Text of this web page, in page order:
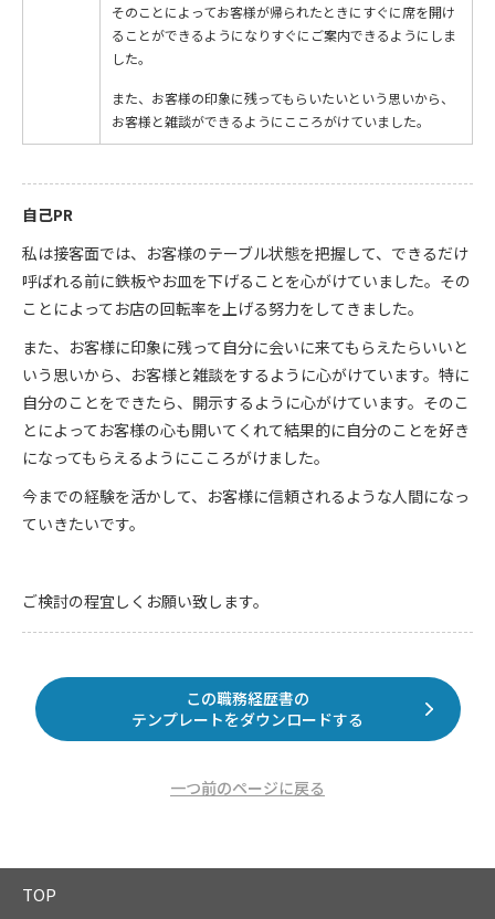
そのことによってお客様が帰られたときにすぐに席を開け
ることができるようになりすぐにご案内できるようにしま
した。
また、お客様の印象に残ってもらいたいという思いから、
お客様と雑談ができるようにこころがけていました。
自己PR
私は接客面では、お客様のテーブル状態を把握して、できるだけ
呼ばれる前に鉄板やお皿を下げることを心がけていました。その
ことによってお店の回転率を上げる努力をしてきました。
また、お客様に印象に残って自分に会いに来てもらえたらいいと
いう思いから、お客様と雑談をするように心がけています。特に
自分のことをできたら、開示するように心がけています。そのこ
とによってお客様の心も開いてくれて結果的に自分のことを好き
になってもらえるようにこころがけました。
今までの経験を活かして、お客様に信頼されるような人間になっ
ていきたいです。
ご検討の程宜しくお願い致します。
この職務経歴書の
テンプレートをダウンロードする
一つ前のページに戻る
TOP